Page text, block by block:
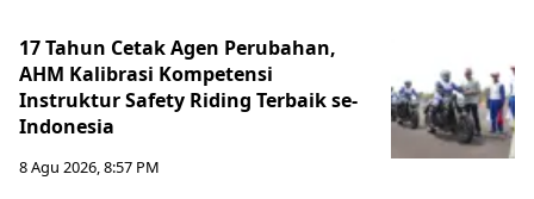
17 Tahun Cetak Agen Perubahan,
AHM Kalibrasi Kompetensi
Instruktur Safety Riding Terbaik se-
Indonesia
8 Agu 2026, 8:57 PM